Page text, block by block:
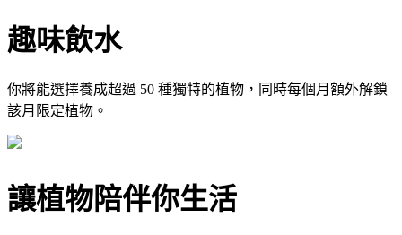
趣味飲水
你將能選擇養成超過 50 種獨特的植物，同時每個月額外解鎖
該月限定植物。
讓植物陪伴你生活